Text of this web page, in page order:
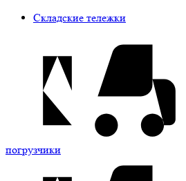
Складские тележки
погрузчики